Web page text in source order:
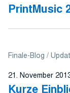
PrintMusic
Finale-Blog
21. November
Kurze